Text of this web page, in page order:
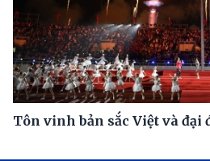
Tôn vinh bản sắc Việt và đại